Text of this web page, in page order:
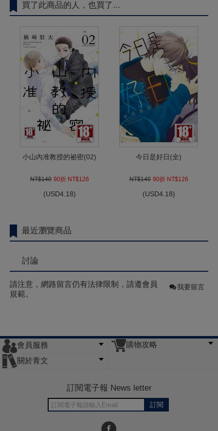
買了此商品的人，也買了...
小山內准教授的祕密(02)
NT$140 90折 NT$126
(USD4.18)
今日是好日(全)
NT$140 90折 NT$126
(USD4.18)
最近瀏覽商品
討論
請注意，網路留言仍有法律限制，請遵會員
規範。
我要留言
會員服務
會員辦法
客服信箱
隱私條款
網站導覽
購物攻略
關於青文
訂閱電子報 News letter
訂閱